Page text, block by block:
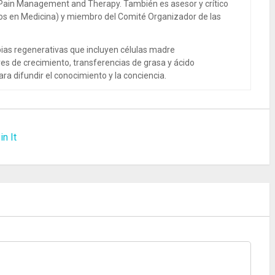
Management and Therapy. También es asesor y crítico
en Medicina) y miembro del Comité Organizador de las
regenerativas que incluyen células madre
de crecimiento, transferencias de grasa y ácido
difundir el conocimiento y la conciencia.
It